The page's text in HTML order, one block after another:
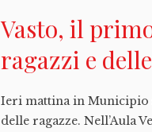
Vasto, il
ragazzi e
Ieri mattina in Municipio
delle ragazze. Nell’Aula